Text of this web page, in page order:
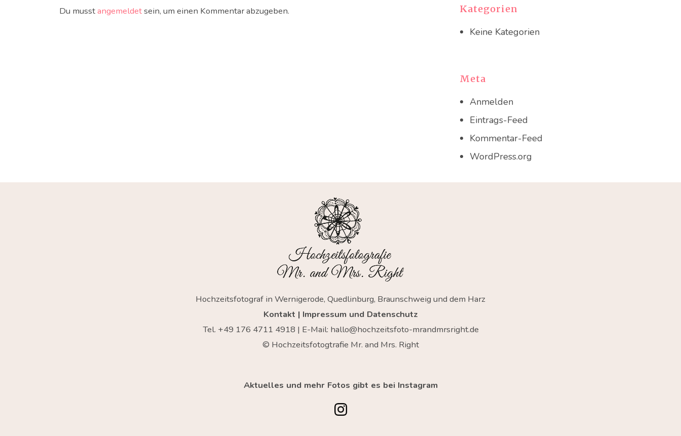
Du musstangemeldetsein, um einen Kommentar abzugeben. Kategorien
Keine Kategorien
Meta
Anmelden
Eintrags-Feed
Kommentar-Feed
WordPress.org
Hochzeitsfotograf in Wernigerode, Quedlinburg, Braunschweig und dem Harz
Kontakt | Impressum und Datenschutz
Tel. +49 176 4711 4918 | E-Mail: hallo@hochzeitsfoto-mrandmrsright.de
© Hochzeitsfotogtrafie Mr. and Mrs. Right
Aktuelles und mehr Fotos gibt es bei Instagram